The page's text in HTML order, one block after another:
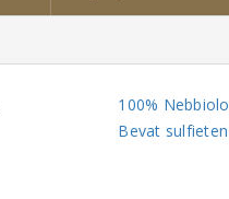
100% Nebbiolo
Bevat sulfieten